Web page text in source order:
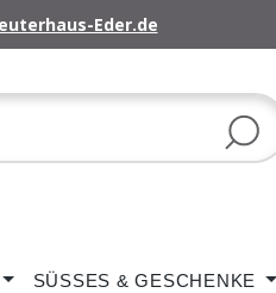
Eder.de
SÜSSES & GESCHENKE